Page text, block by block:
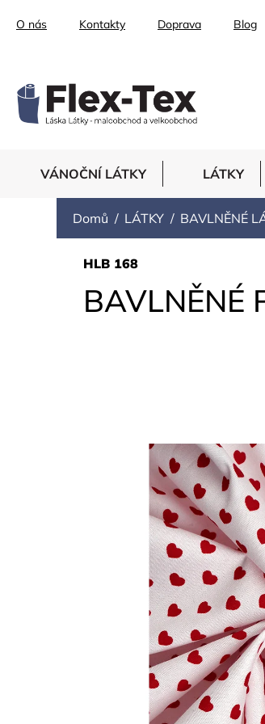
O nás Kontakty Doprava Blog
VÁNOČNÍ LÁTKY LÁTKY
Domů LÁTKY BAVLNĚNÉ
BAVLNĚNÉ
HLB 168